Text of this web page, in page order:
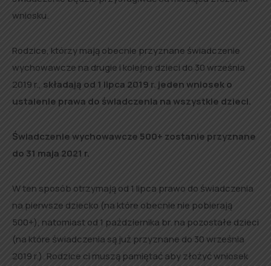
wniosku.
Rodzice, którzy mają obecnie przyznane świadczenie
wychowawcze na drugie i kolejne dzieci do 30 września
2019 r., składają od 1 lipca 2019 r. jeden wniosek o
ustalenie prawa do świadczenia na wszystkie dzieci.
Świadczenie wychowawcze 500+ zostanie przyznane
do 31 maja 2021 r.
W ten sposób otrzymają od 1 lipca prawo do świadczenia
na pierwsze dziecko (na które obecnie nie pobierają
500+), natomiast od 1 października br. na pozostałe dzieci
(na które świadczenia są już przyznane do 30 września
2019 r.). Rodzice ci muszą pamiętać aby złożyć wniosek